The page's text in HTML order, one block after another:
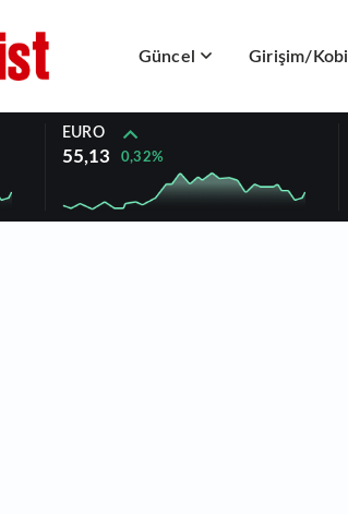
Güncel Girişim/Kobi
EURO
55,13 0,32%